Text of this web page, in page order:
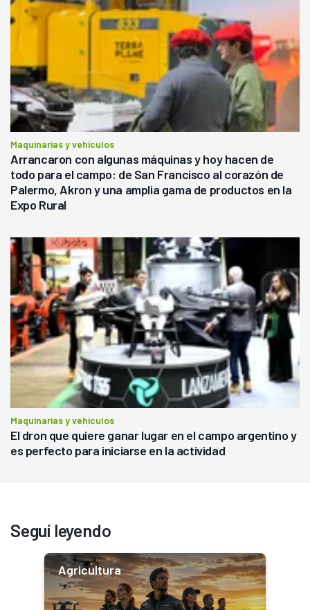
Maquinarias y vehículos
Arrancaron con algunas máquinas y hoy hacen de
todo para el campo: de San Francisco al corazón de
Palermo, Akron y una amplia gama de productos en la
Expo Rural
Maquinarias y vehículos
El dron que quiere ganar lugar en el campo argentino y
es perfecto para iniciarse en la actividad
Seguí leyendo
Agricultura